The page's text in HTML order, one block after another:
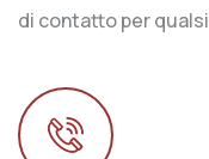
di contatto per